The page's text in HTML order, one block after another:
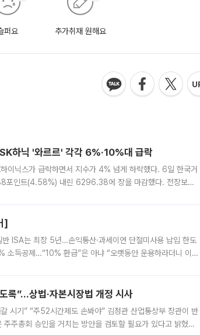
퍼요 추가취재 원해요
하닉 '와르르' 각각 6%·10%대 급락
이닉스가 급락하면서 지수가 4% 넘게 하락했다. 6일 한국거
포인트(4.58%) 내린 6296.38에 장을 마감했다. 전장보다
]
ISA는 최장 5년…손익통산·과세이연 단절미사용 납입 한도
소득공제…“10% 환급”은 아냐 “오랫동안 운용하라더니 이제
록”…상법·자본시장법 개정 시사
시기” “주52시간제도 손봐야” 김정관 산업통상부 장관이 반
주총회 승인을 거치는 방안을 검토할 필요가 있다고 밝혔다.